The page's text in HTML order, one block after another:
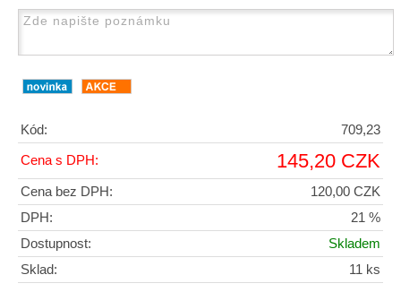
Kód: 709,23
Cena s DPH: 145,20 CZK
Cena bez DPH:
120,00 CZK
DPH:
21 %
Dostupnost:
Skladem
Sklad:
11 ks